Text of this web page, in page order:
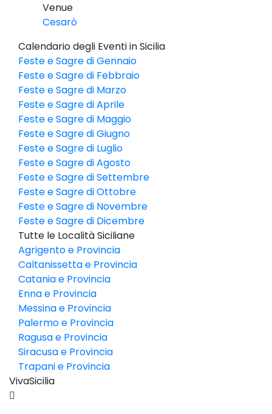
Venue
Cesarò
Calendario degli Eventi in Sicilia
Feste e Sagre di Gennaio
Feste e Sagre di Febbraio
Feste e Sagre di Marzo
Feste e Sagre di Aprile
Feste e Sagre di Maggio
Feste e Sagre di Giugno
Feste e Sagre di Luglio
Feste e Sagre di Agosto
Feste e Sagre di Settembre
Feste e Sagre di Ottobre
Feste e Sagre di Novembre
Feste e Sagre di Dicembre
Tutte le Località Siciliane
Agrigento e Provincia
Caltanissetta e Provincia
Catania e Provincia
Enna e Provincia
Messina e Provincia
Palermo e Provincia
Ragusa e Provincia
Siracusa e Provincia
Trapani e Provincia
VivaSicilia